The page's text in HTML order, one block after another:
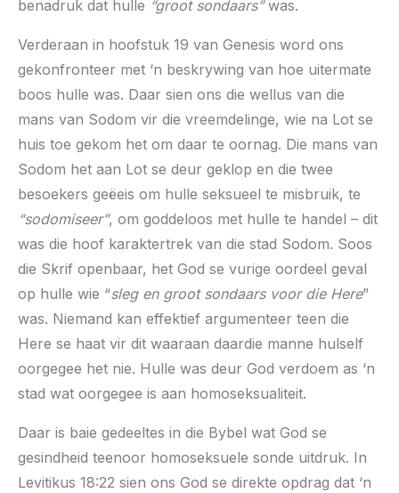
benadruk dat hulle “groot sondaars”was.
Verderaan in hoofstuk 19 van Genesis word ons
gekonfronteer met ‘n beskrywing van hoe uitermate
boos hulle was. Daar sien ons die wellus van die
mans van Sodom vir die vreemdelinge, wie na Lot se
huis toe gekom het om daar te oornag. Die mans van
Sodom het aan Lot se deur geklop en die twee
besoekers geëeis om hulle seksueel te misbruik, te
“sodomiseer”, om goddeloos met hulle te handel – dit
was die hoof karaktertrek van die stad Sodom. Soos
die Skrif openbaar, het God se vurige oordeel geval
op hulle wie “sleg en groot sondaars voor die Here”
was. Niemand kan effektief argumenteer teen die
Here se haat vir dit waaraan daardie manne hulself
oorgegee het nie. Hulle was deur God verdoem as ‘n
stad wat oorgegee is aan homoseksualiteit.
Daar is baie gedeeltes in die Bybel wat God se
gesindheid teenoor homoseksuele sonde uitdruk. In
Levitikus 18:22 sien ons God se direkte opdrag dat ‘n